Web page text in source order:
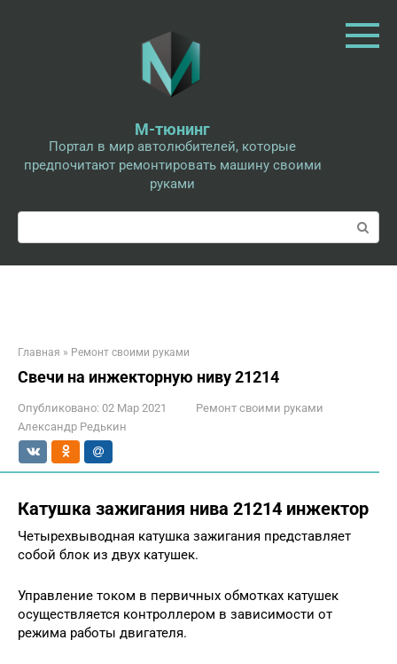
М-тюнинг
Портал в мир автолюбителей, которые
предпочитают ремонтировать машину своими
руками
Поиск:
Главная » Ремонт своими руками
Свечи на инжекторную ниву 21214
Опубликовано: 02 Мар 2021
Ремонт своими руками
Александр Редькин
Катушка зажигания нива 21214 инжектор
Четырехвыводная катушка зажигания представляет
собой блок из двух катушек.
Управление током в первичных обмотках катушек
осуществляется контроллером в зависимости от
режима работы двигателя.